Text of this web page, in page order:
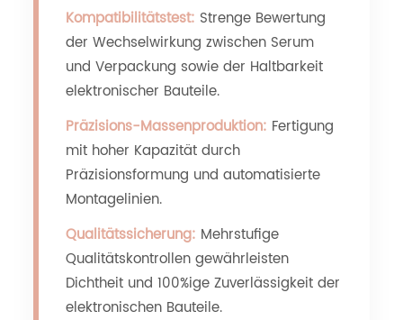
Kompatibilitätstest: Strenge Bewertung
der Wechselwirkung zwischen Serum
und Verpackung sowie der Haltbarkeit
elektronischer Bauteile.
Präzisions-Massenproduktion: Fertigung
mit hoher Kapazität durch
Präzisionsformung und automatisierte
Montagelinien.
Qualitätssicherung: Mehrstufige
Qualitätskontrollen gewährleisten
Dichtheit und 100%ige Zuverlässigkeit der
elektronischen Bauteile.